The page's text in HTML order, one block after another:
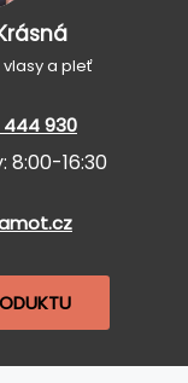
a pleť
444 930
8:00-16:30